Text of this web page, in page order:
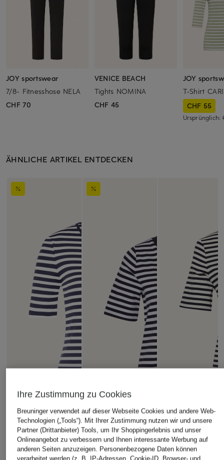
JOY sportswear
7/8- Fitnesshose NELA
CHF 70
VENICE BEACH
Tights NOMINA
CHF 45
JOY
T-Shirt
CHF 55
Ursprünglich:
ÄHNLICHE ARTIKEL ENTDECKEN
Ihre Zustimmung zu Cookies
Breuninger verwendet auf dieser Webseite Cookies und andere Web-
Technologien („Tools“). Mit Ihrer Zustimmung nutzen wir und unsere
Partner (Drittanbieter) Tools, um Ihr Shoppingerlebnis und unser
Onlineangebot zu verbessern und Ihnen interessante Werbung auf
anderen Seiten anzuzeigen. Personenbezogene Daten können
verarbeitet werden (z. B. IP-Adressen, Cookie-ID, Browser- und